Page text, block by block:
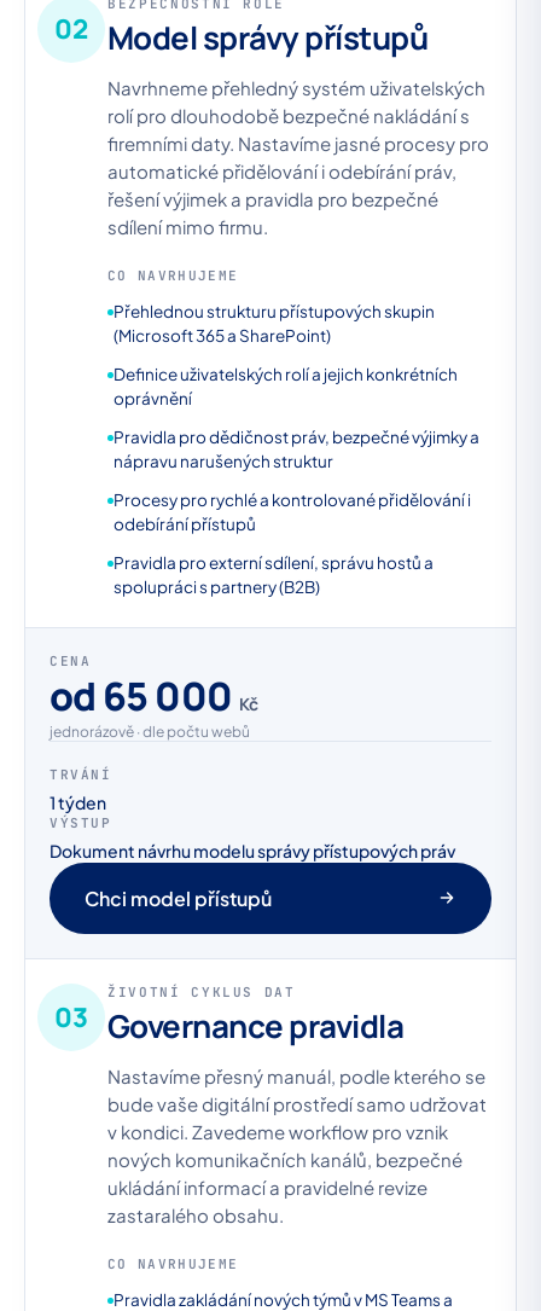
02 Model správy přístupů
Navrhneme přehledný systém uživatelských
rolí pro dlouhodobě bezpečné nakládání s
firemními daty. Nastavíme jasné procesy pro
automatické přidělování i odebírání práv,
řešení výjimek a pravidla pro bezpečné
sdílení mimo firmu.
CO NAVRHUJEME
Přehlednou strukturu přístupových skupin
(Microsoft 365 a SharePoint)
Definice uživatelských rolí a jejich konkrétních
oprávnění
Pravidla pro dědičnost práv, bezpečné výjimky a
nápravu narušených struktur
Procesy pro rychlé a kontrolované přidělování i
odebírání přístupů
Pravidla pro externí sdílení, správu hostů a
spolupráci s partnery (B2B)
CENA
od 65 000 Kč
jednorázově · dle počtu webů
TRVÁNÍ
1 týden
VÝSTUP
Dokument návrhu modelu správy přístupových práv
Chci model přístupů
03
ŽIVOTNÍ CYKLUS DAT
Governance pravidla
Nastavíme přesný manuál, podle kterého se
bude vaše digitální prostředí samo udržovat
v kondici. Zavedeme workflow pro vznik
nových komunikačních kanálů, bezpečné
ukládání informací a pravidelné revize
zastaralého obsahu.
CO NAVRHUJEME
Pravidla zakládání nových týmů v MS Teams a